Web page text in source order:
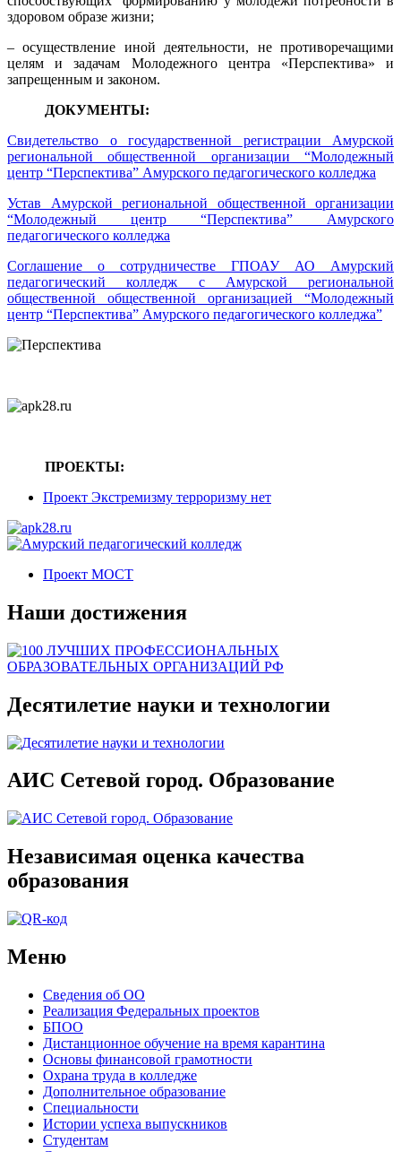
здоровом образе жизни;
– осуществление иной деятельности, не противоречащими
целям и задачам Молодежного центра «Перспектива» и
запрещенным и законом.
ДОКУМЕНТЫ:
Свидетельство о государственной регистрации Амурской
региональной общественной организации “Молодежный
центр “Перспектива” Амурского педагогического колледжа
Устав Амурской региональной общественной организации
“Молодежный центр “Перспектива” Амурского
педагогического колледжа
Соглашение о сотрудничестве ГПОАУ АО Амурский
педагогический колледж с Амурской региональной
общественной общественной организацией “Молодежный
центр “Перспектива” Амурского педагогического колледжа”
ПРОЕКТЫ:
Проект Экстремизму терроризму нет
Проект МОСТ
Наши достижения
Десятилетие науки и технологии
АИС Сетевой город. Образование
Независимая оценка качества
образования
Меню
Сведения об ОО
Реализация Федеральных проектов
БПОО
Дистанционное обучение на время карантина
Основы финансовой грамотности
Охрана труда в колледже
Дополнительное образование
Специальности
Истории успеха выпускников
Студентам